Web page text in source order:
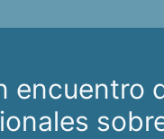
encuentro